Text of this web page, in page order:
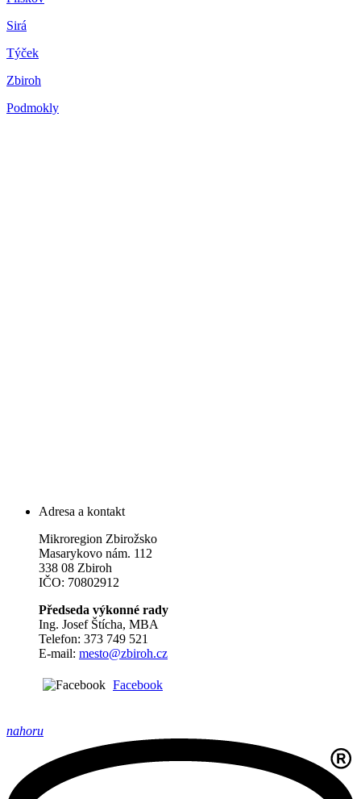
Sirá
Týček
Zbiroh
Podmokly
Adresa a kontakt
Mikroregion Zbirožsko
Masarykovo nám. 112
338 08 Zbiroh
IČO: 70802912
Předseda výkonné rady
Ing. Josef Štícha, MBA
Telefon: 373 749 521
E-mail: mesto@zbiroh.cz
Facebook
nahoru